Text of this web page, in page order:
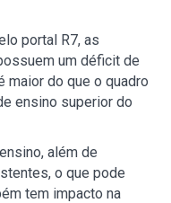
portal R7, as
um déficit de
maior do que o quadro
ensino superior do
além de
o que pode
tem impacto na